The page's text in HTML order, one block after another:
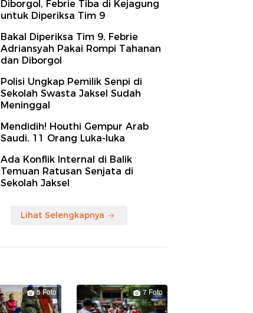
Diborgol, Febrie Tiba di Kejagung
untuk Diperiksa Tim 9
Bakal Diperiksa Tim 9, Febrie
Adriansyah Pakai Rompi Tahanan
dan Diborgol
Polisi Ungkap Pemilik Senpi di
Sekolah Swasta Jaksel Sudah
Meninggal
Mendidih! Houthi Gempur Arab
Saudi, 11 Orang Luka-luka
Ada Konflik Internal di Balik
Temuan Ratusan Senjata di
Sekolah Jaksel
Lihat Selengkapnya
5 Foto 7 Foto